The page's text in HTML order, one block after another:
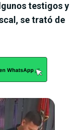
testigos y
se trató de